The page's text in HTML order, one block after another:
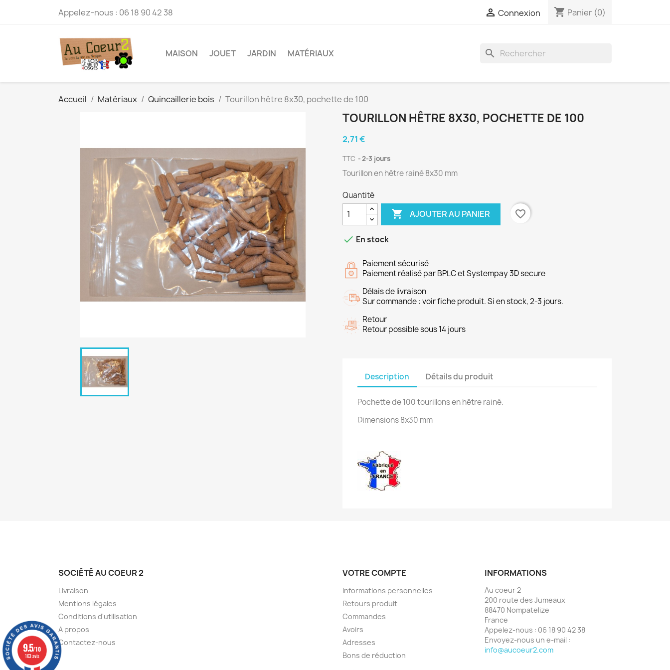
Appelez-nous : 06 18 90 42 38  Connexion shopping_cart Panier (0)
MAISON JOUET JARDIN MATÉRIAUX search
Accueil Matériaux Quincaillerie bois Tourillon hêtre 8x30, pochette de 100
TOURILLON HÊTRE 8X30, POCHETTE DE 100
2,71 €
TTC 2-3 jours
Tourillon en hêtre rainé 8x30 mm
Quantité
 AJOUTER AU PANIER favorite_border
 En stock
Paiement sécurisé
Paiement réalisé par BPLC et Systempay 3D secure
Délais de livraison
Sur commande : voir fiche produit. Si en stock, 2-3 jours.
Retour
Retour possible sous 14 jours
Description Détails du produit
Pochette de 100 tourillons en hêtre rainé.
Dimensions 8x30 mm
SOCIÉTÉ AU COEUR 2
Livraison
Mentions légales
Conditions d'utilisation
A propos
Contactez-nous
VOTRE COMPTE
Informations personnelles
Retours produit
Commandes
Avoirs
Adresses
Bons de réduction
INFORMATIONS
Au coeur 2
200 route des Jumeaux
88470 Nompatelize
France
Appelez-nous : 06 18 90 42 38
Envoyez-nous un e-mail :
info@aucoeur2.com
9.5/10
163 avis